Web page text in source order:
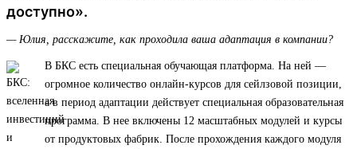
доступно».
— Юлия, расскажите, как проходила ваша адаптация в компании?
В БКС есть специальная обучающая платформа. На ней —
огромное количество онлайн-курсов для сейлзовой позиции,
а в период адаптации действует специальная образовательная
программа. В нее включены 12 масштабных модулей и курсы
от продуктовых фабрик. После прохождения каждого модуля